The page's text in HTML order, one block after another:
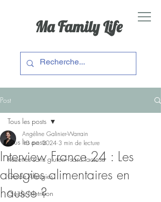
Ma Family Life
Post
Tous les posts
Recettes sans gluten - sans lactose
Guide Allergies
Guide Nutrition
Tous les posts
Interview France 24 : Les
allergies alimentaires en
hausse ?
Angéline Galinier-Warrain
10 avr. 2024 3 min de lecture